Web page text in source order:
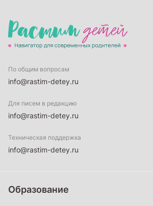
По общим вопросам
info@rastim-detey.ru
Для писем в редакцию
info@rastim-detey.ru
Техническая поддержка
info@rastim-detey.ru
Образование